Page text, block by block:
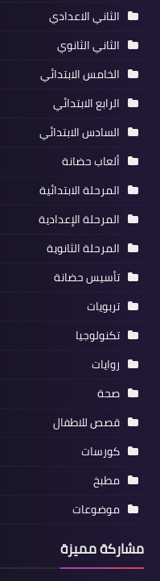
الثاني الاعدادي
الثاني الثانوي
الخامس الابتدائي
الرابع الابتدائي
السادس الابتدائي
ألعاب حضانة
المرحلة الابتدائية
المرحلة الإعدادية
المرحلة الثانوية
تأسيس حضانة
تربويات
تكنولوجيا
روايات
صحة
قصص للاطفال
كورسات
مطبخ
موضوعات
مشاركة مميزة